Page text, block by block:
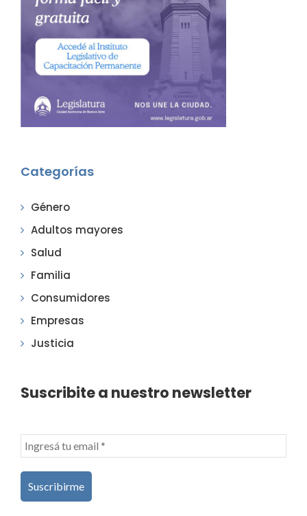
Categorías
Género
Adultos mayores
Salud
Familia
Consumidores
Empresas
Justicia
Suscribite a nuestro newsletter